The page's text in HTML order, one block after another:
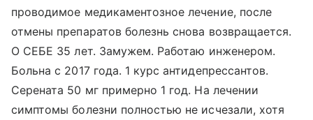
проводимое медикаментозное лечение, после
отмены препаратов болезнь снова возвращается.
О СЕБЕ 35 лет. Замужем. Работаю инженером.
Больна с 2017 года. 1 курс антидепрессантов.
Серената 50 мг примерно 1 год. На лечении
симптомы болезни полностью не исчезали, хотя